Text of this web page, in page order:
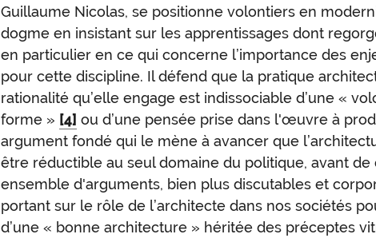
Guillaume Nicolas, se positionne volontiers en
dogme en insistant sur les apprentissages dont
en particulier en ce qui concerne l’importance des
pour cette discipline. Il défend que la pratique
rationalité qu’elle engage est indissociable d’une «
forme » [4] ou d’une pensée prise dans l'œuvre à
argument fondé qui le mène à avancer que
être réductible au seul domaine du politique, avant de
ensemble d'arguments, bien plus discutables et
portant sur le rôle de l’architecte dans nos sociétés
d’une « bonne architecture » héritée des préceptes